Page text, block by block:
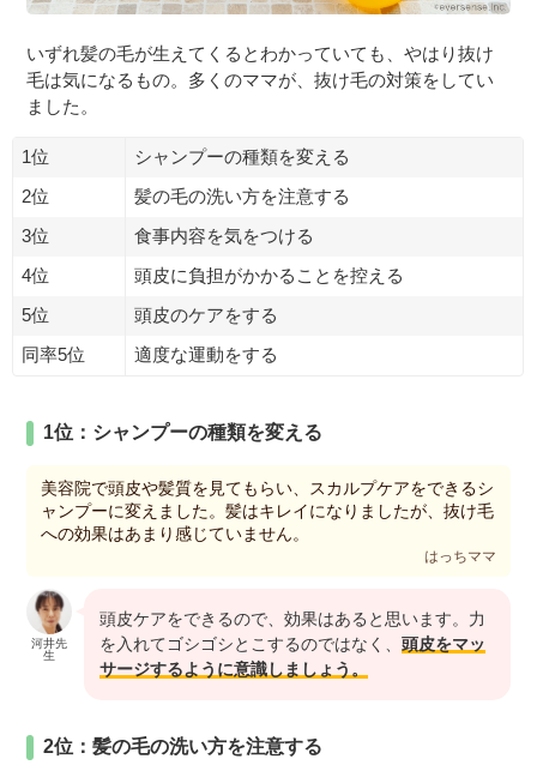
いずれ髪の毛が生えてくるとわかっていても、やはり抜け
毛は気になるもの。多くのママが、抜け毛の対策をしてい
ました。
1位
シャンプーの種類を変える
2位
髪の毛の洗い方を注意する
3位
食事内容を気をつける
4位
頭皮に負担がかかることを控える
5位
頭皮のケアをする
同率5位
適度な運動をする
1位：シャンプーの種類を変える
美容院で頭皮や髪質を見てもらい、スカルプケアをできるシ
ャンプーに変えました。髪はキレイになりましたが、抜け毛
への効果はあまり感じていません。
はっちママ
河井先
生
頭皮ケアをできるので、効果はあると思います。力
を入れてゴシゴシとこするのではなく、頭皮をマッ
サージするように意識しましょう。
2位：髪の毛の洗い方を注意する